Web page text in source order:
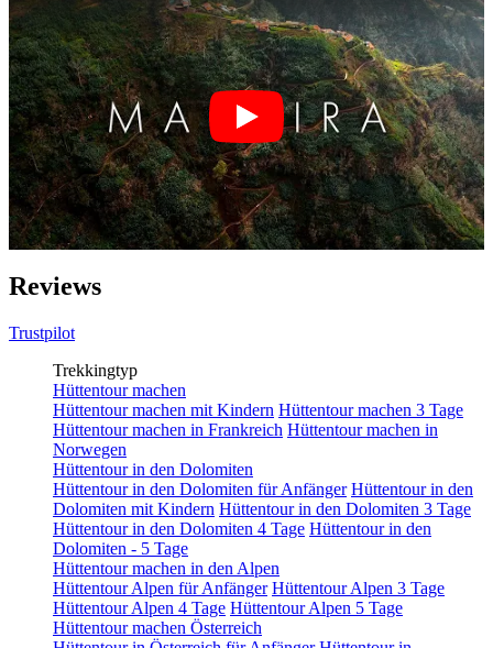
Reviews
Trustpilot
Trekkingtyp
Hüttentour machen
Hüttentour machen mit Kindern Hüttentour machen 3 Tage
Hüttentour machen in Frankreich Hüttentour machen in
Norwegen
Hüttentour in den Dolomiten
Hüttentour in den Dolomiten für Anfänger Hüttentour in den
Dolomiten mit Kindern Hüttentour in den Dolomiten 3 Tage
Hüttentour in den Dolomiten 4 Tage Hüttentour in den
Dolomiten - 5 Tage
Hüttentour machen in den Alpen
Hüttentour Alpen für Anfänger Hüttentour Alpen 3 Tage
Hüttentour Alpen 4 Tage Hüttentour Alpen 5 Tage
Hüttentour machen Österreich